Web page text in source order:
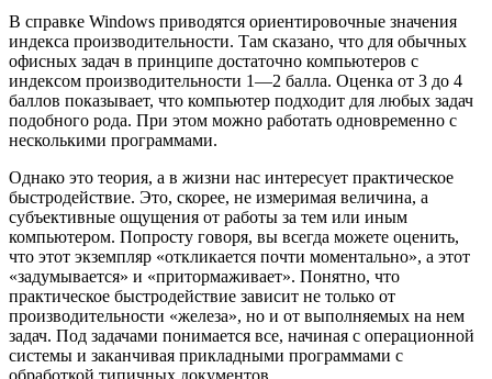
В справке Windows приводятся ориентировочные значения
индекса производительности. Там сказано, что для обычных
офисных задач в принципе достаточно компьютеров с
индексом производительности 1—2 балла. Оценка от 3 до 4
баллов показывает, что компьютер подходит для любых задач
подобного рода. При этом можно работать одновременно с
несколькими программами.
Однако это теория, а в жизни нас интересует практическое
быстродействие. Это, скорее, не измеримая величина, а
субъективные ощущения от работы за тем или иным
компьютером. Попросту говоря, вы всегда можете оценить,
что этот экземпляр «откликается почти моментально», а этот
«задумывается» и «притормаживает». Понятно, что
практическое быстродействие зависит не только от
производительности «железа», но и от выполняемых на нем
задач. Под задачами понимается все, начиная с операционной
системы и заканчивая прикладными программами с
обработкой типичных документов.